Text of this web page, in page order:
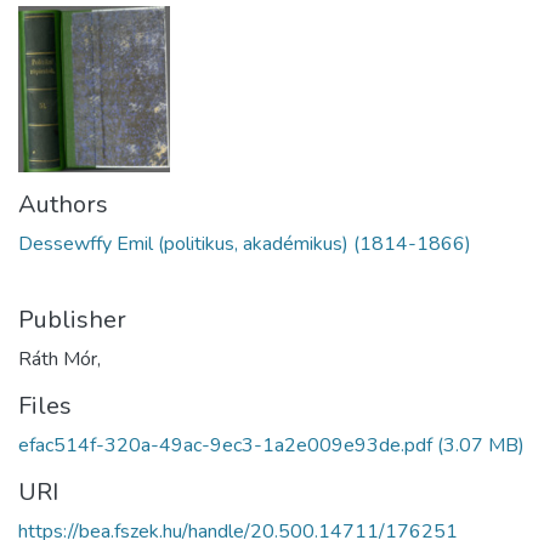
Authors
Dessewffy Emil (politikus, akadémikus) (1814-1866)
Publisher
Ráth Mór,
Files
efac514f-320a-49ac-9ec3-1a2e009e93de.pdf(3.07 MB)
URI
https://bea.fszek.hu/handle/20.500.14711/176251